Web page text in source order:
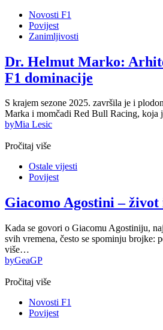
Novosti F1
Povijest
Zanimljivosti
Dr. Helmut Marko:
F1 dominacije
S krajem sezone 2025. završila je i
Marka i momčadi Red Bull Racing,
byMia Lesic
Pročitaj više
Ostale vijesti
Povijest
Giacomo Agostini –
Kada se govori o Giacomu Agostiniju,
svih vremena, često se spominju brojke:
više…
byGeaGP
Pročitaj više
Novosti F1
Povijest